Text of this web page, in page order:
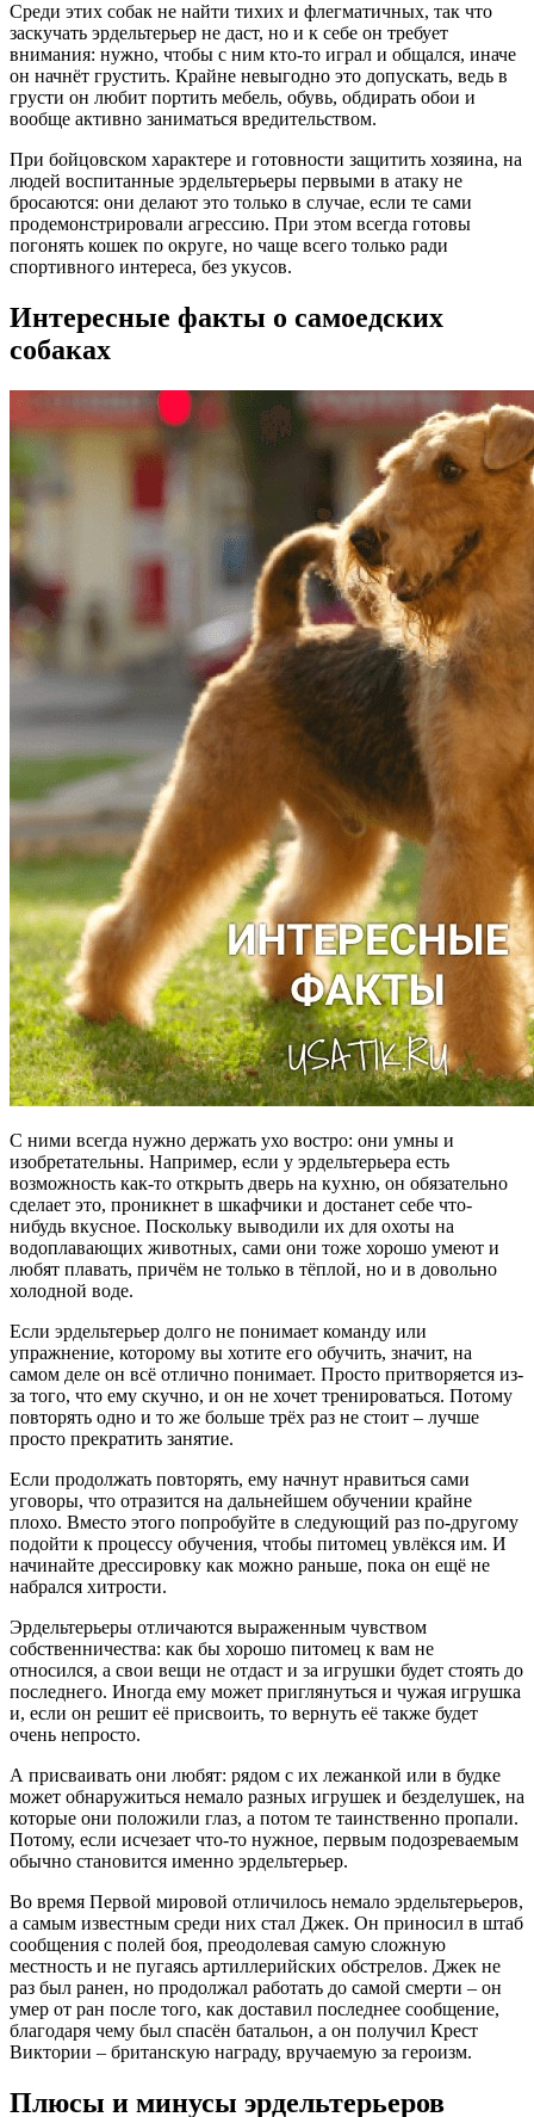
Среди этих собак не найти тихих и флегматичных, так что
заскучать эрдельтерьер не даст, но и к себе он требует
внимания: нужно, чтобы с ним кто-то играл и общался, иначе
он начнёт грустить. Крайне невыгодно это допускать, ведь в
грусти он любит портить мебель, обувь, обдирать обои и
вообще активно заниматься вредительством.
При бойцовском характере и готовности защитить хозяина, на
людей воспитанные эрдельтерьеры первыми в атаку не
бросаются: они делают это только в случае, если те сами
продемонстрировали агрессию. При этом всегда готовы
погонять кошек по округе, но чаще всего только ради
спортивного интереса, без укусов.
Интересные факты о самоедских
собаках
С ними всегда нужно держать ухо востро: они умны и
изобретательны. Например, если у эрдельтерьера есть
возможность как-то открыть дверь на кухню, он обязательно
сделает это, проникнет в шкафчики и достанет себе что-
нибудь вкусное. Поскольку выводили их для охоты на
водоплавающих животных, сами они тоже хорошо умеют и
любят плавать, причём не только в тёплой, но и в довольно
холодной воде.
Если эрдельтерьер долго не понимает команду или
упражнение, которому вы хотите его обучить, значит, на
самом деле он всё отлично понимает. Просто притворяется из-
за того, что ему скучно, и он не хочет тренироваться. Потому
повторять одно и то же больше трёх раз не стоит – лучше
просто прекратить занятие.
Если продолжать повторять, ему начнут нравиться сами
уговоры, что отразится на дальнейшем обучении крайне
плохо. Вместо этого попробуйте в следующий раз по-другому
подойти к процессу обучения, чтобы питомец увлёкся им. И
начинайте дрессировку как можно раньше, пока он ещё не
набрался хитрости.
Эрдельтерьеры отличаются выраженным чувством
собственничества: как бы хорошо питомец к вам не
относился, а свои вещи не отдаст и за игрушки будет стоять до
последнего. Иногда ему может приглянуться и чужая игрушка
и, если он решит её присвоить, то вернуть её также будет
очень непросто.
А присваивать они любят: рядом с их лежанкой или в будке
может обнаружиться немало разных игрушек и безделушек, на
которые они положили глаз, а потом те таинственно пропали.
Потому, если исчезает что-то нужное, первым подозреваемым
обычно становится именно эрдельтерьер.
Во время Первой мировой отличилось немало эрдельтерьеров,
а самым известным среди них стал Джек. Он приносил в штаб
сообщения с полей боя, преодолевая самую сложную
местность и не пугаясь артиллерийских обстрелов. Джек не
раз был ранен, но продолжал работать до самой смерти – он
умер от ран после того, как доставил последнее сообщение,
благодаря чему был спасён батальон, а он получил Крест
Виктории – британскую награду, вручаемую за героизм.
Плюсы и минусы эрдельтерьеров